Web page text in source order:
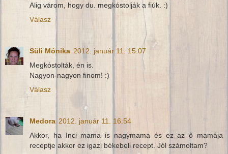
Alig várom, hogy du. megkóstolják a fiúk. :)
Válasz
Süli Mónika 2012. január 11. 15:07
Megkóstolták, én is.
Nagyon-nagyon finom! :)
Válasz
Medora 2012. január 11. 16:54
Akkor, ha Inci mama is nagymama és ez az ő mamája
receptje akkor ez igazi békebeli recept. Jól számoltam?